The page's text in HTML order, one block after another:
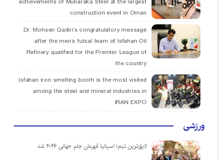
construction event in Oman
Dr. Mohsen Qadiri’s congratulatory message
after the men’s futsal team of Isfahan Oil
Refinery qualified for the Premier League of
the country
Isfahan iron smelting booth is the most visited
among the steel and mineral industries in
IRAN EXPO
ورزشی
لایق‌ترین تیم؛ اسپانیا قهرمان جام جهانی ۲۰۲۶ شد